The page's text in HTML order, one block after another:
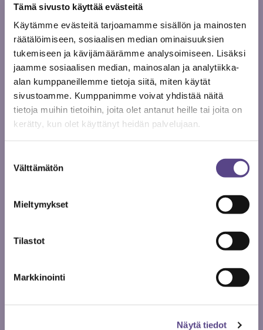
Tämä sivusto käyttää evästeitä
Käytämme evästeitä tarjoamamme sisällön ja mainosten
räätälöimiseen, sosiaalisen median ominaisuuksien
tukemiseen ja kävijämäärämme analysoimiseen. Lisäksi
jaamme sosiaalisen median, mainosalan ja analytiikka-
alan kumppaneillemme tietoja siitä, miten käytät
sivustoamme. Kumppanimme voivat yhdistää näitä
tietoja muihin tietoihin, joita olet antanut heille tai joita on
kerätty, kun olet käyttänyt heidän palvelujaan.
valinta
Välttämätön
Mieltymykset
Tilastot
Markkinointi
Näytä tiedot
28.2.
2024
Työyhteisöjä voidaan huoltaa ja korjata